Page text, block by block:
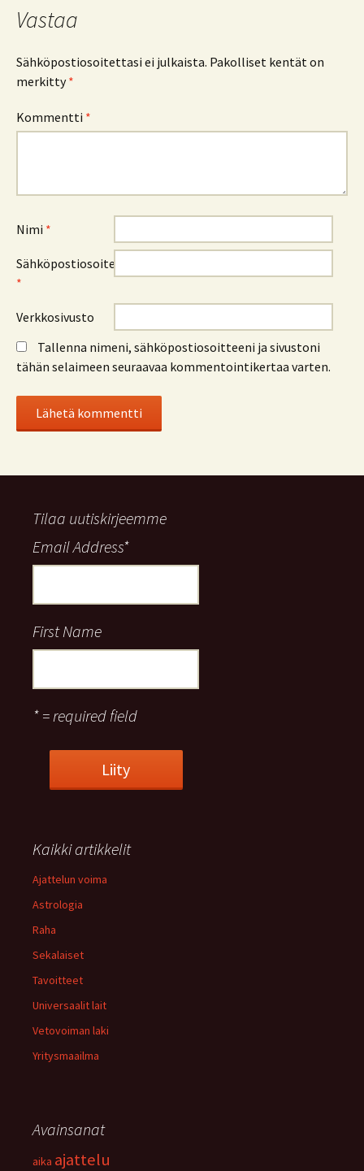
Vastaa
Sähköpostiosoitettasi ei julkaista. Pakolliset kentät on
merkitty*
Kommentti *
Nimi *
Sähköpostiosoite
*
Verkkosivusto
Tallenna nimeni, sähköpostiosoitteeni ja sivustoni
tähän selaimeen seuraavaa kommentointikertaa varten.
Tilaa uutiskirjeemme
Email Address*
First Name
* = required field
Kaikki artikkelit
Ajattelun voima
Astrologia
Raha
Sekalaiset
Tavoitteet
Universaalit lait
Vetovoiman laki
Yritysmaailma
Avainsanat
aika ajattelu